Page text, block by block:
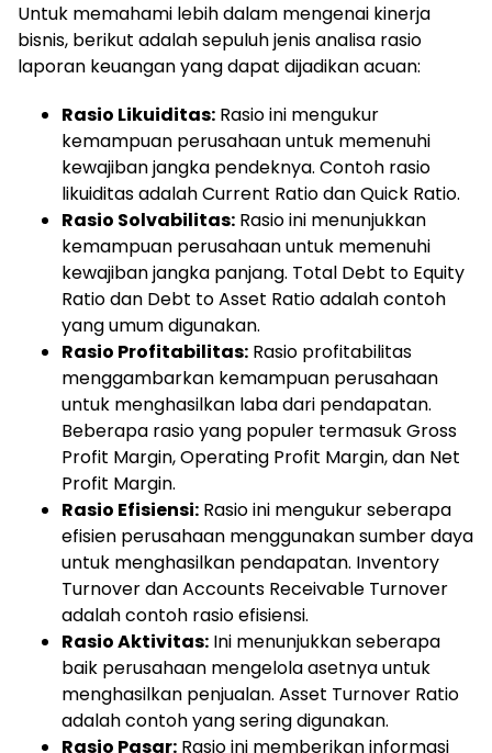
Untuk memahami lebih dalam mengenai kinerja
bisnis, berikut adalah sepuluh jenis analisa rasio
laporan keuangan yang dapat dijadikan acuan:
Rasio Likuiditas: Rasio ini mengukur
kemampuan perusahaan untuk memenuhi
kewajiban jangka pendeknya. Contoh rasio
likuiditas adalah Current Ratio dan Quick Ratio.
Rasio Solvabilitas: Rasio ini menunjukkan
kemampuan perusahaan untuk memenuhi
kewajiban jangka panjang. Total Debt to Equity
Ratio dan Debt to Asset Ratio adalah contoh
yang umum digunakan.
Rasio Profitabilitas: Rasio profitabilitas
menggambarkan kemampuan perusahaan
untuk menghasilkan laba dari pendapatan.
Beberapa rasio yang populer termasuk Gross
Profit Margin, Operating Profit Margin, dan Net
Profit Margin.
Rasio Efisiensi: Rasio ini mengukur seberapa
efisien perusahaan menggunakan sumber daya
untuk menghasilkan pendapatan. Inventory
Turnover dan Accounts Receivable Turnover
adalah contoh rasio efisiensi.
Rasio Aktivitas: Ini menunjukkan seberapa
baik perusahaan mengelola asetnya untuk
menghasilkan penjualan. Asset Turnover Ratio
adalah contoh yang sering digunakan.
Rasio Pasar: Rasio ini memberikan informasi